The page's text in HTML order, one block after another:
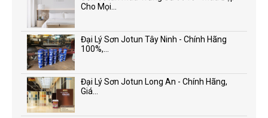
Cho Mọi...
Đại Lý Sơn Jotun Tây Ninh - Chính Hãng
100%,...
Đại Lý Sơn Jotun Long An - Chính Hãng,
Giá...